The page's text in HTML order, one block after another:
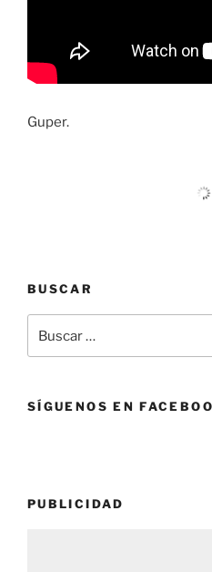
Guper.
BUSCAR
por:
SÍGUENOS EN
PUBLICIDAD